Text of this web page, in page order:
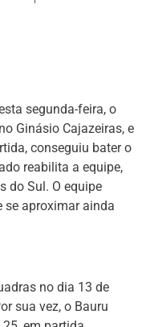
segunda-feira, o
Ginásio Cajazeiras, e
conseguiu bater o
reabilita a equipe,
do Sul. O equipe
se aproximar ainda
no dia 13 de
sua vez, o Bauru